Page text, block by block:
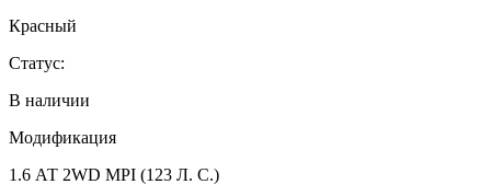
Красный
Статус:
В наличии
Модификация
1.6 АТ 2WD MPI (123 Л. C.)